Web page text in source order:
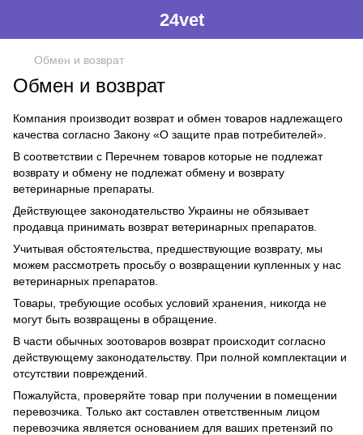
24vet
Обмен и возврат
Обмен и возврат
Компания производит возврат и обмен товаров надлежащего
качества согласно Закону «О защите прав потребителей»
В соответствии с Перечнем товаров которые не подлежат
возврату и обмену не подлежат обмену и возврату
ветеринарные препараты.
Действующее законодательство Украины не обязывает
продавца принимать возврат ветеринарных препаратов.
Учитывая обстоятельства, предшествующие возврату, мы
можем рассмотреть просьбу о возвращении купленных у нас
ветеринарных препаратов.
Товары, требующие особых условий хранения, никогда не
могут быть возвращены в обращение.
В части обычных зоотоваров возврат происходит согласно
действующему законодательству. При полной комплектации и
отсутствии повреждений.
Пожалуйста, проверяйте товар при получении в помещении
перевозчика. Только акт составлен ответственным лицом
перевозчика является основанием для ваших претензий по